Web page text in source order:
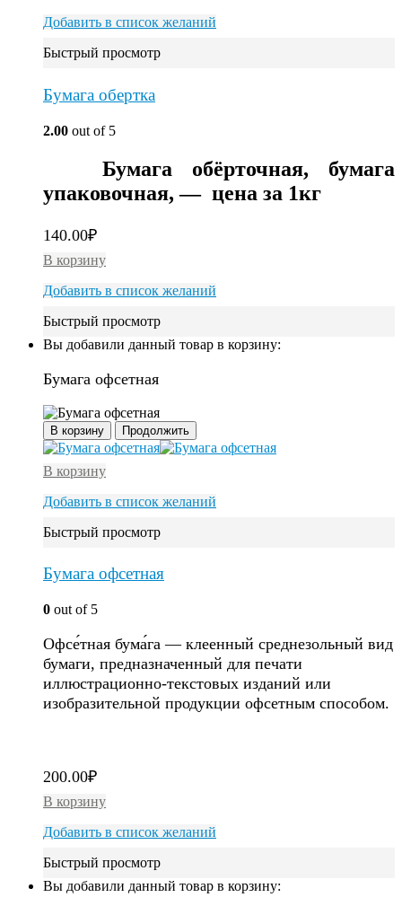
Добавить в список желаний
Быстрый просмотр
Бумага обертка
2.00 out of 5
Бумага обёрточная, бумага
упаковочная, — цена за 1кг
140.00₽
В корзину
Добавить в список желаний
Быстрый просмотр
Вы добавили данный товар в корзину:
Бумага офсетная
В корзину Продолжить
В корзину
Добавить в список желаний
Быстрый просмотр
Бумага офсетная
0 out of 5
Офсе́тная бума́га — клеенный среднезольный вид
бумаги, предназначенный для печати
иллюстрационно-текстовых изданий или
изобразительной продукции офсетным способом.
200.00₽
В корзину
Добавить в список желаний
Быстрый просмотр
Вы добавили данный товар в корзину: